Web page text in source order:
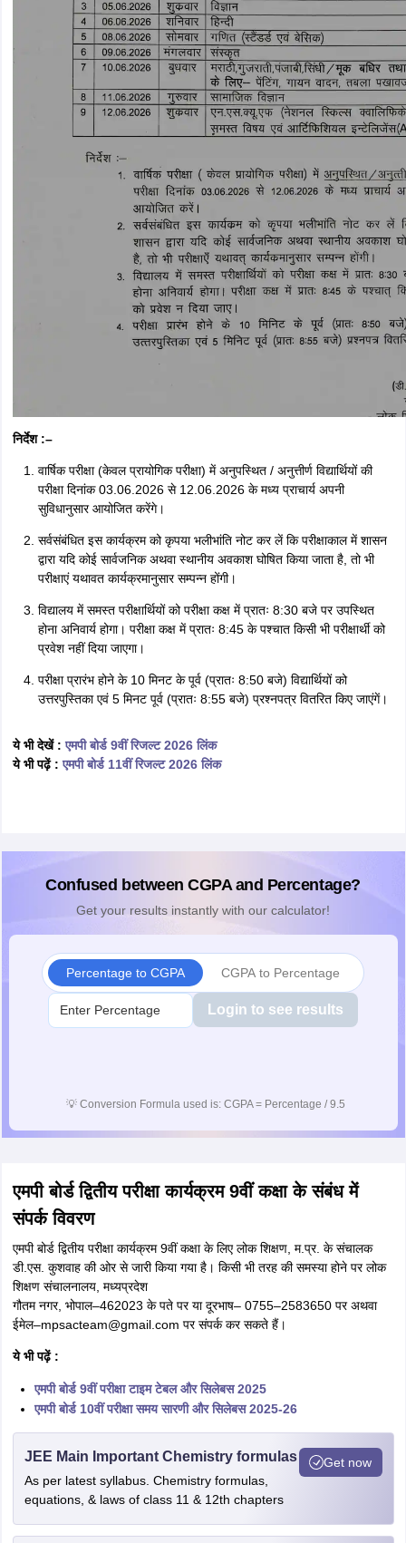
निर्देश :–
वार्षिक परीक्षा (केवल प्रायोगिक परीक्षा) में अनुपस्थित / अनुत्तीर्ण विद्यार्थियों की
परीक्षा दिनांक 03.06.2026 से 12.06.2026 के मध्य प्राचार्य अपनी
सुविधानुसार आयोजित करेंगे।
सर्वसंबंधित इस कार्यक्रम को कृपया भलीभांति नोट कर लें कि परीक्षाकाल में शासन
द्वारा यदि कोई सार्वजनिक अथवा स्थानीय अवकाश घोषित किया जाता है, तो भी
परीक्षाएं यथावत कार्यक्रमानुसार सम्पन्न होंगी।
विद्यालय में समस्त परीक्षार्थियों को परीक्षा कक्ष में प्रातः 8:30 बजे पर उपस्थित
होना अनिवार्य होगा। परीक्षा कक्ष में प्रातः 8:45 के पश्चात किसी भी परीक्षार्थी को
प्रवेश नहीं दिया जाएगा।
परीक्षा प्रारंभ होने के 10 मिनट के पूर्व (प्रातः 8:50 बजे) विद्यार्थियों को
उत्तरपुस्तिका एवं 5 मिनट पूर्व (प्रातः 8:55 बजे) प्रश्नपत्र वितरित किए जाएंगें।
ये भी देखें : एमपी बोर्ड 9वीं रिजल्ट 2026 लिंक
ये भी पढ़ें :एमपी बोर्ड 11वीं रिजल्ट 2026 लिंक
Confused between CGPA and Percentage?
Get your results instantly with our calculator!
Percentage to CGPA CGPA to Percentage
Login to see results
💡 Conversion Formula used is: CGPA = Percentage / 9.5
एमपी बोर्ड द्वितीय परीक्षा कार्यक्रम 9वीं कक्षा के संबंध में
संपर्क विवरण
एमपी बोर्ड द्वितीय परीक्षा कार्यक्रम 9वीं कक्षा के लिए लोक शिक्षण, म.प्र. के संचालक
डी.एस. कुशवाह की ओर से जारी किया गया है। किसी भी तरह की समस्या होने पर लोक
शिक्षण संचालनालय, मध्यप्रदेश
गौतम नगर, भोपाल–462023 के पते पर या दूरभाष– 0755–2583650 पर अथवा
ईमेल–mpsacteam@gmail.com पर संपर्क कर सकते हैं।
ये भी पढ़ें :
एमपी बोर्ड 9वीं परीक्षा टाइम टेबल और सिलेबस 2025
एमपी बोर्ड 10वीं परीक्षा समय सारणी और सिलेबस 2025-26
JEE Main Important Chemistry formulas
As per latest syllabus. Chemistry formulas,
equations, & laws of class 11 & 12th chapters
Get now